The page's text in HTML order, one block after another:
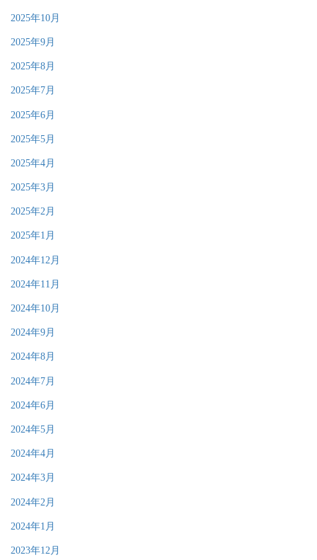
2025年10月
2025年9月
2025年8月
2025年7月
2025年6月
2025年5月
2025年4月
2025年3月
2025年2月
2025年1月
2024年12月
2024年11月
2024年10月
2024年9月
2024年8月
2024年7月
2024年6月
2024年5月
2024年4月
2024年3月
2024年2月
2024年1月
2023年12月